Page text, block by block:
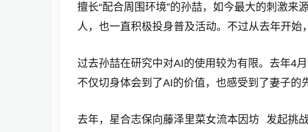
擅长“配合周围环境”的孙喆，如今最大的刺激
人，也一直积极投身普及活动。不过从去年开始
过去孙喆在研究中对AI的使用较为有限。去年4
不仅切身体会到了AI的价值，也感受到了妻子的
去年，星合志保向藤泽里菜女流本因坊
发起挑